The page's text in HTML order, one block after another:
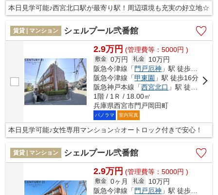
本日見学可能♪西宮北口駅が最寄り駅！周辺環境も充実の好立地☆
賃貸 | マンション シェルプール弐番館
2.9万円 (管理費等：5000円 )
敷金 0万円 礼金
10万円
阪急今津線「 門戸厄神 」駅 徒歩6分
阪急今津線「甲東園 」駅 徒歩16分
阪急神戸本線「西宮北口 」駅 徒歩21分
1階 / 1Ｒ / 18.00㎡
兵庫県西宮市門戸岡田町
パノラマ 室内写真
本日見学可能♪女性専用マンション☆オートロック付きで安心！
賃貸 | マンション シェルプール弐番館
2.9万円 (管理費等：5000円 )
敷金 0ヶ月 礼金
10万円
阪急今津線「 門戸厄神 」駅 徒歩6分